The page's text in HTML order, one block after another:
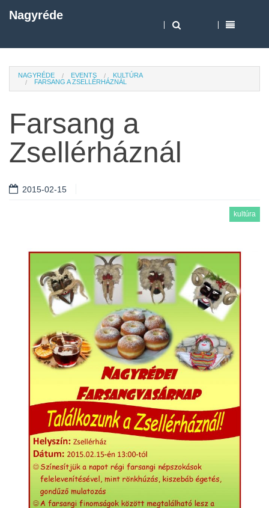
Nagyréde
NAGYRÉDE EVENTS
KULTÚRA
FARSANG A ZSELLÉRHÁZNÁL
Farsang a
Zsellérháznál
2015-02-15
kultúra